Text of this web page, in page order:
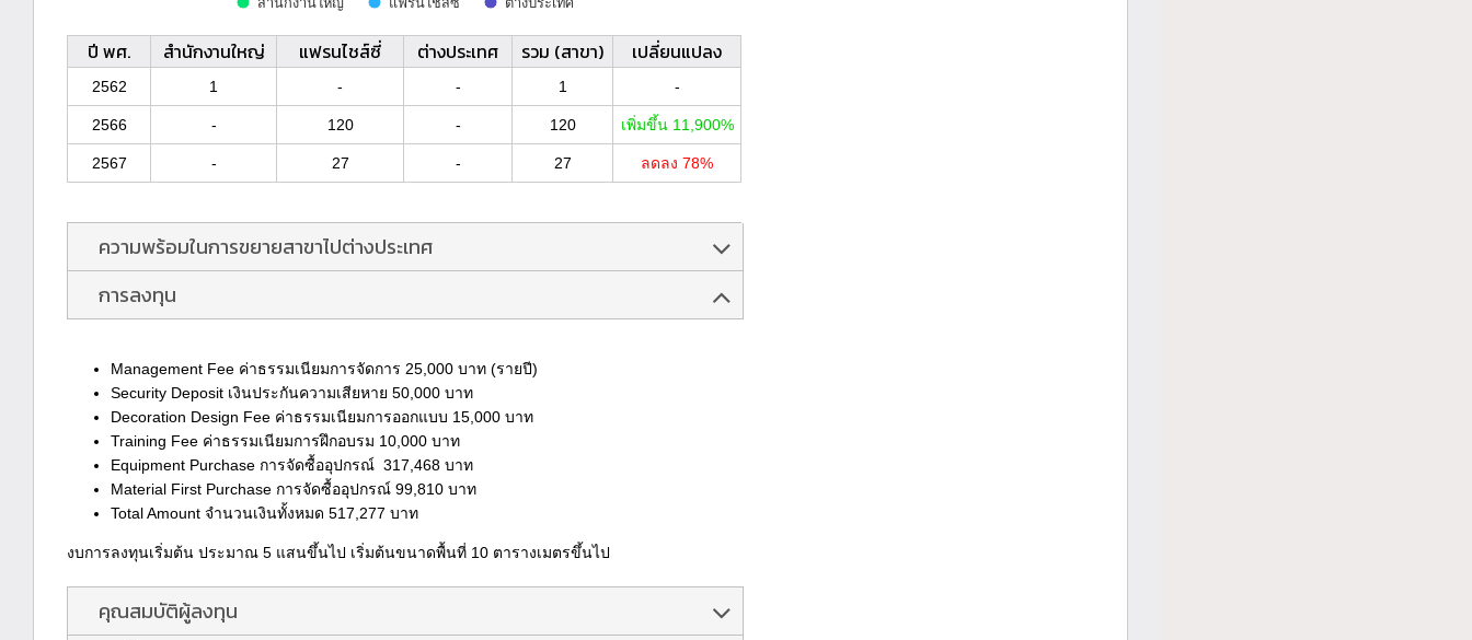
ปี พศ. สำนักงานใหญ่ แฟรนไชส์ซี่ ต่างประเทศ รวม (สาขา) เปลี่ยนแปลง
2562 1 - - 1 -
2566 - 120 - 120 เพิ่มขึ้น 11,900%
2567 - 27 - 27 ลดลง 78%
ความพร้อมในการขยายสาขาไปต่างประเทศ
การลงทุน
Management Fee ค่าธรรมเนียมการจัดการ 25,000 บาท (รายปี)
Security Deposit เงินประกันความเสียหาย 50,000 บาท
Decoration Design Fee ค่าธรรมเนียมการออกแบบ 15,000 บาท
Training Fee ค่าธรรมเนียมการฝึกอบรม 10,000 บาท
Equipment Purchase การจัดซื้ออุปกรณ์ 317,468 บาท
Material First Purchase การจัดซื้ออุปกรณ์ 99,810 บาท
Total Amount จำนวนเงินทั้งหมด 517,277 บาท
งบการลงทุนเริ่มต้น ประมาณ 5 แสนขึ้นไป เริ่มต้นขนาดพื้นที่ 10 ตารางเมตรขึ้นไป
คุณสมบัติผู้ลงทุน